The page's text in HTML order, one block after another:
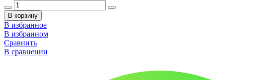
В корзину
В избранное
В избранном
Сравнить
В сравнении